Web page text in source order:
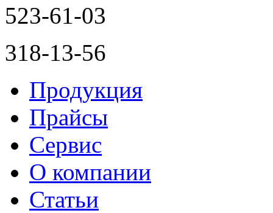
523-61-03
318-13-56
Продукция
Прайсы
Сервис
О компании
Статьи